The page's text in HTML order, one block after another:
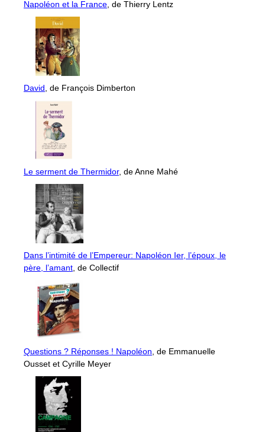
Napoléon et la France , de Thierry Lentz
David , de François Dimberton
Le serment de Thermidor, de Anne Mahé
Dans l’intimité de l’Empereur: Napoléon Ier, l’époux, le
père, l’amant , de Collectif
Questions ? Réponses ! Napoléon , de Emmanuelle
Ousset et Cyrille Meyer